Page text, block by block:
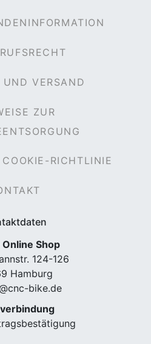
VERSAND
ZUR
RICHTLINIE
Shop
124-126
Hamburg
bike.de